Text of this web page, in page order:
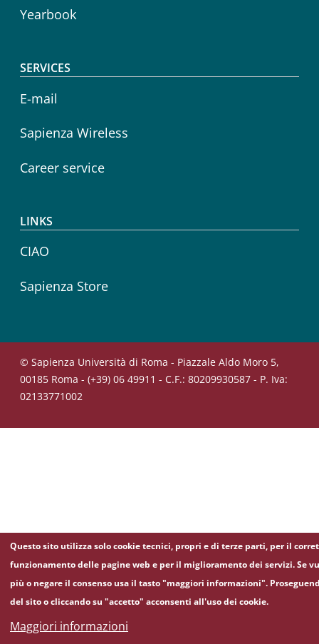
Yearbook
SERVICES
E-mail
Sapienza Wireless
Career service
LINKS
CIAO
Sapienza Store
© Sapienza Università di Roma - Piazzale Aldo Moro 5,
00185 Roma - (+39) 06 49911 - C.F.: 80209930587 - P. Iva:
02133771002
Questo sito utilizza solo cookie tecnici, propri e di terze parti, per il
funzionamento delle pagine web e per il miglioramento dei servizi. Se
più o negare il consenso usa il tasto "maggiori informazioni".
del sito o cliccando su "accetto" acconsenti all'uso dei cookie.
Maggiori informazioni